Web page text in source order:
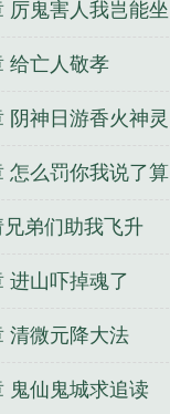
厉鬼害人我岂能坐
给亡人敬孝
阴神日游香火神灵
怎么罚你我说了算
弟们助我飞升
进山吓掉魂了
清微元降大法
鬼仙鬼城求追读